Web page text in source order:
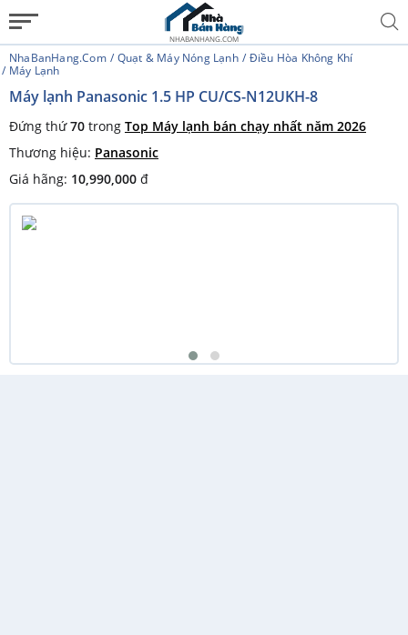
NHABANHANG.COM
NhaBanHang.com Quạt & Máy Nóng Lạnh
Điều Hòa Không Khí
Máy Lạnh
Máy lạnh Panasonic 1.5 HP CU/CS-N12UKH-8
Đứng thứ70 trong Top Máy lạnh bán chạy nhất năm 2026
Thương hiệu: Panasonic
Giá hãng: 10,990,000 đ